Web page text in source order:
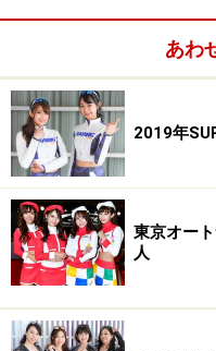
舞台「Juliet」出演
2007年12月13日(木)～
場所：東銀座 Air
詳細、チケット予約はこ
「ヘッドルーム撮影会
2008年1月6日(日）
詳細、予約はこちら
■オールアバウト関連記事
・ SUPER GT 名鑑
・スーパー耐久レースク
あわ
2019年
東京オー
人